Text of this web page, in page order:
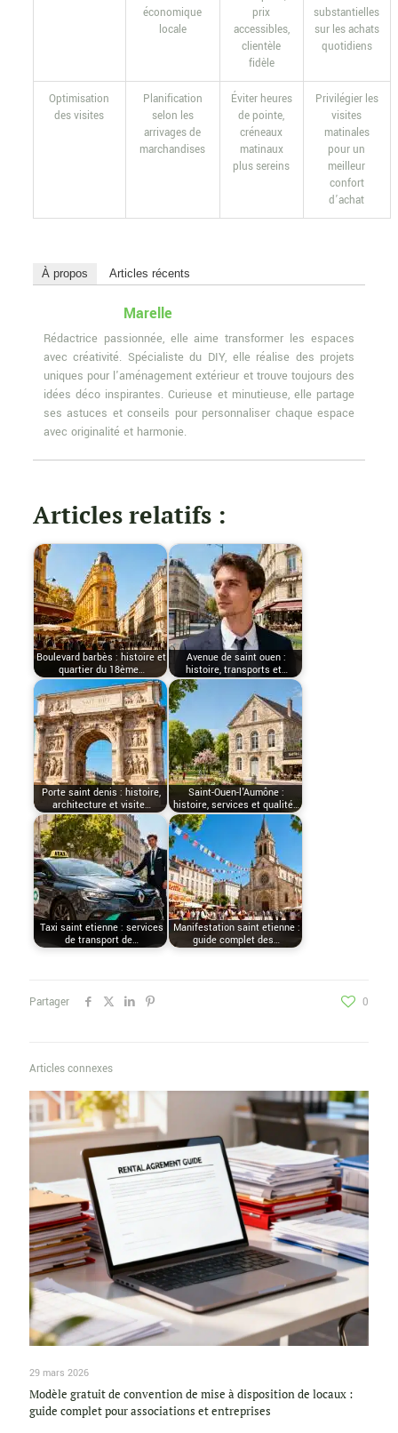
économique
locale
prix
accessibles,
clientèle
fidèle
substantielles
sur les achats
quotidiens
Optimisation
des visites
Planification
selon les
arrivages de
marchandises
Éviter heures
de pointe,
créneaux
matinaux
plus sereins
Privilégier les
visites
matinales
pour un
meilleur
confort
d’achat
À propos Articles récents
Marelle
Rédactrice passionnée, elle aime transformer les espaces
avec créativité. Spécialiste du DIY, elle réalise des projets
uniques pour l'aménagement extérieur et trouve toujours des
idées déco inspirantes. Curieuse et minutieuse, elle partage
ses astuces et conseils pour personnaliser chaque espace
avec originalité et harmonie.
Articles relatifs :
Boulevard barbès : histoire et
quartier du 18ème…
Avenue de saint ouen :
histoire, transports et…
Porte saint denis : histoire,
architecture et visite…
Saint-Ouen-l'Aumône :
histoire, services et qualité…
Taxi saint etienne : services
de transport de…
Manifestation saint etienne :
guide complet des…
Partager 0
Articles connexes
29 mars 2026
Modèle gratuit de convention de mise à disposition de locaux :
guide complet pour associations et entreprises